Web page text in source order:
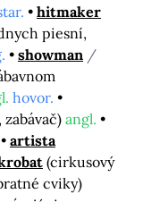
hitmaker
piesní,
showman /
hovor.
zabávač) angl.
artista
(cirkusový
cviky)